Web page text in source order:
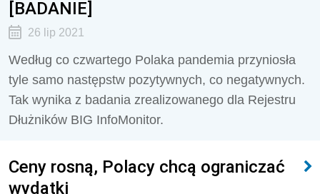
[BADANIE]
26 lip 2021
Według co czwartego Polaka pandemia przyniosła
tyle samo następstw pozytywnych, co negatywnych.
Tak wynika z badania zrealizowanego dla Rejestru
Dłużników BIG InfoMonitor.
Ceny rosną, Polacy chcą ograniczać
wydatki